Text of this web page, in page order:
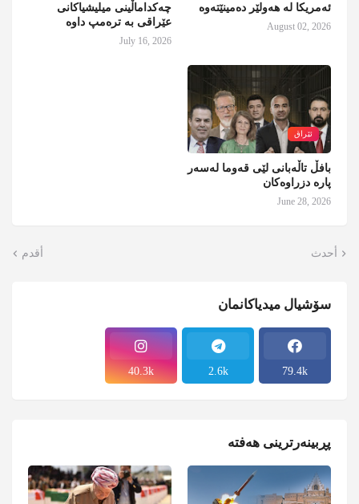
ئەمریکا لە هەولێر دەمینێتەوە
August 02, 2026
چەکداماڵینی میلیشیاکانی
عێراقی بە ترەمپ داوە
July 16, 2026
ئێراق
بافڵ تاڵەبانی لێی قەوما لەسەر
پارە دزراوەکان
June 28, 2026
أحدث أقدم
سۆشیال میدیاکانمان
79.4k
2.6k
40.3k
پڕبینەرترینی هەفتە